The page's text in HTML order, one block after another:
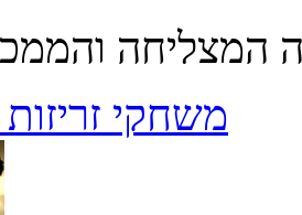
משחקי זריזות